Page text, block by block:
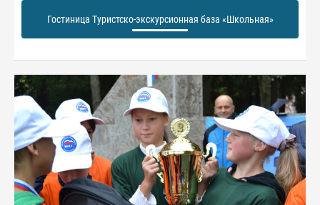
Гостиница Туристско-экскурсионная база «Школьная»